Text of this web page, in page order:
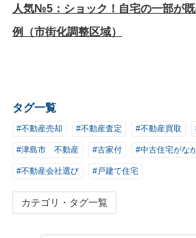
人気№5： ショック！自宅の一部が
例（市街化調整区域）
タグ一覧
#不動産売却 #不動産査定 #不動産買取
#津島市 不動産 #古家付 #中古住宅がな
#不動産会社選び #戸建て住宅
カテゴリ・タグ一覧